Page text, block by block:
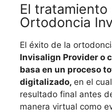
El tratamiento
Ortodoncia
El éxito de la
Invisalign Provider o
basa en un proceso
digitalizado, en el
resultado final antes
manera virtual como